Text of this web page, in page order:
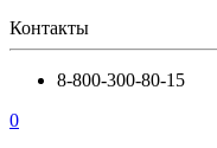
Контакты
8-800-300-80-15
0